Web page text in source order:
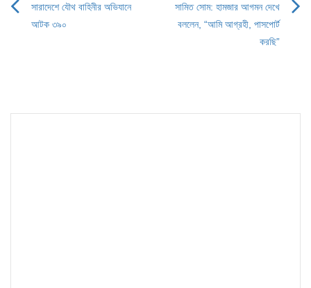
Post
সারাদেশে যৌথ বাহিনীর অভিযানে
আটক ৩৯০
সামিত সোম: হামজার আগমন দেখে
বললেন, “আমি আগ্রহী, পাসপোর্ট
করছি”